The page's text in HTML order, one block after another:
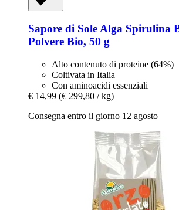
Sapore di Sole Alga Spirulina
Polvere Bio, 50 g
Alto contenuto di proteine (64%)
Coltivata in Italia
Con aminoacidi essenziali
€ 14,99 (€ 299,80 / kg)
Consegna entro il giorno 12 agosto